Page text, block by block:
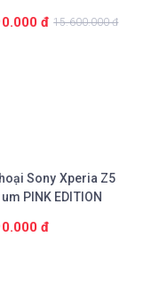
đ 15.600.000 đ
Sony Xperia Z5
PINK EDITION
đ